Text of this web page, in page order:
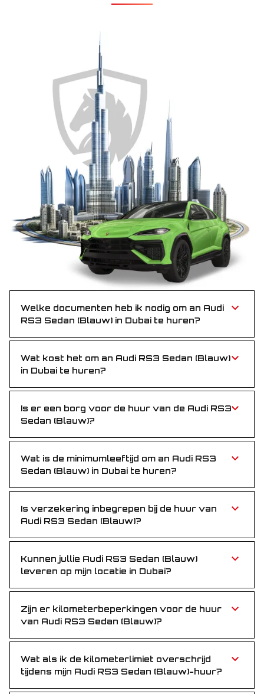
Welke documenten heb ik nodig om an Audi
RS3 Sedan (Blauw) in Dubai te huren?
Wat kost het om an Audi RS3 Sedan (Blauw)
in Dubai te huren?
Is er een borg voor de huur van de Audi RS3
Sedan (Blauw)?
zonder vooruitbetaling.
Wat is de minimumleeftijd om an Audi RS3
Sedan (Blauw) in Dubai te huren?
stuur.
Is verzekering inbegrepen bij de huur van
Audi RS3 Sedan (Blauw)?
Kunnen jullie Audi RS3 Sedan (Blauw)
leveren op mijn locatie in Dubai?
Zijn er kilometerbeperkingen voor de huur
van Audi RS3 Sedan (Blauw)?
Wat als ik de kilometerlimiet overschrijd
tijdens mijn Audi RS3 Sedan (Blauw)-huur?